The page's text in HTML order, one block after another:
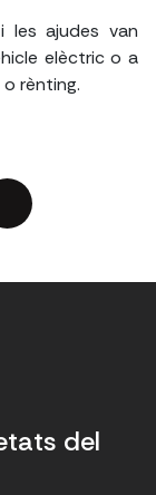
les ajudes van
elèctric o a
rènting.
del